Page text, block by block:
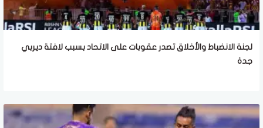
لجنة الانضباط والأخلاق تصدر عقوبات على الاتحاد بسبب لافتة ديربي
جدة